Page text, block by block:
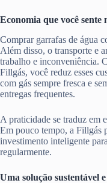
Economia que você sente
Comprar garrafas de água
Além disso, o transporte e
trabalho e inconveniência.
Fillgás, você reduz esses
com gás sempre fresca e
entregas frequentes.
A praticidade se traduz em
Em pouco tempo, a Fillgás
investimento inteligente
regularmente.
Uma solução sustentável